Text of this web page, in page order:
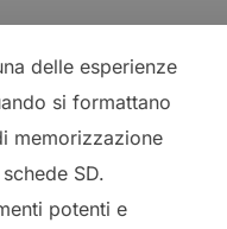
delle esperienze
si formattano
memorizzazione
SD.
potenti e